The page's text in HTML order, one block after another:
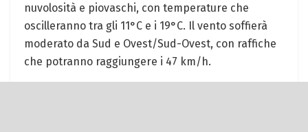
nuvolosità e piovaschi, con temperature che
oscilleranno tra gli 11°C e i 19°C. Il vento soffierà
moderato da Sud e Ovest/Sud-Ovest, con raffiche
che potranno raggiungere i 47 km/h.